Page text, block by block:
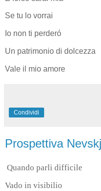
Se tu lo vorrai
Io non ti perderó
Un patrimonio di dolcezza
Vale il mio amore
Condividi
Prospettiva
Quando parli difficile
Vado in visibilio